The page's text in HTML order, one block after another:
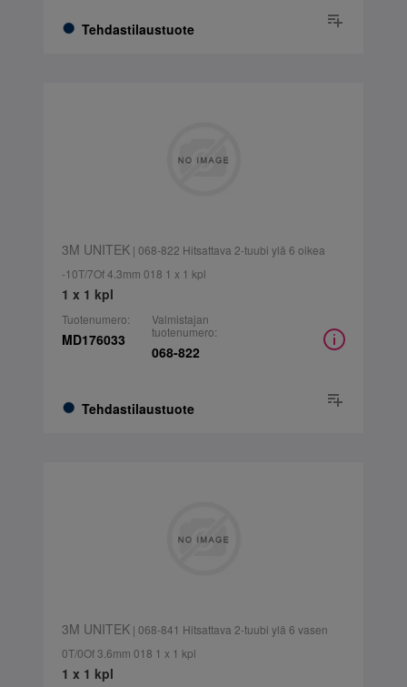
Tehdastilaustuote
3M UNITEK| 068-822 Hitsattava 2-tuubi ylä 6 oikea
-10T/7Of 4.3mm 018 1 x 1 kpl
1 x 1 kpl
Tuotenumero:
MD176033
Tehdastilaustuote
Valmistajan
tuotenumero:
068-822
3M UNITEK| 068-841 Hitsattava 2-tuubi ylä 6 vasen
0T/0Of 3.6mm 018 1 x 1 kpl
1 x 1 kpl